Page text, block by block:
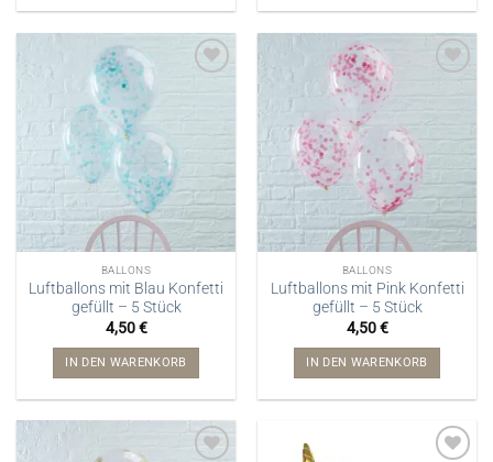
BALLONS
Luftballons mit Blau Konfetti
gefüllt – 5 Stück
4,50€
IN DEN WARENKORB
BALLONS
Luftballons mit Pink Konfetti
gefüllt – 5 Stück
4,50€
IN DEN WARENKORB